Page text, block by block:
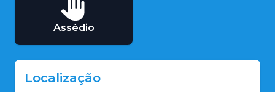
Assédio
Localização